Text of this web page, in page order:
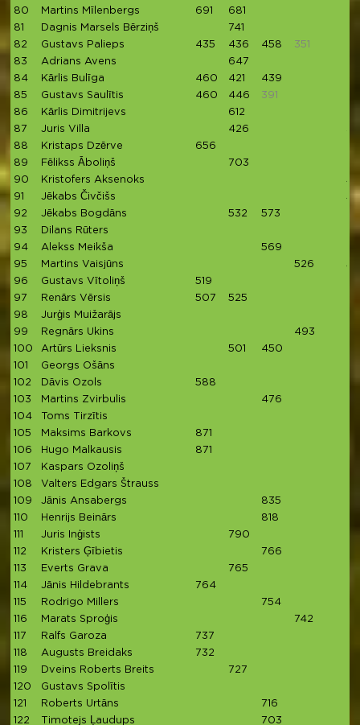
80
Martins Mīlenbergs 691
681
81
Dagnis Marsels Bērziņš
741
82
Gustavs Palieps 435 436 458 351
83
Adrians Avens
647
84
Kārlis Bulīga 460 421
439
85
Gustavs Saulītis 460 446
391
86
Kārlis Dimitrijevs
612
87
Juris Villa 426
88
Kristaps Dzērve
656
89
Fēlikss Āboliņš
703
90
Kristofers Aksenoks
91
Jēkabs Čivčišs
92
Jēkabs Bogdāns 532
573
93
Dilans Rūters
94
Alekss Meikša
569
95
Martins Vaisjūns 526
96
Gustavs Vītoliņš
519
97
Renārs Vērsis 507
525
98
Jurģis Muižarājs
99
Regnārs Ukins
493
100
Artūrs Lieksnis 501
450
101
Georgs Ošāns
102
Dāvis Ozols
588
103
Martins Zvirbulis
476
104
Toms Tirzītis
105
Maksims Barkovs
871
106
Hugo Malkausis
871
107
Kaspars Ozoliņš
108
Valters Edgars Štrauss
109
Jānis Ansabergs
835
110
Henrijs Beinārs
818
111
Juris Inģists
790
112
Kristers Ģībietis
766
113
Everts Grava
765
114
Jānis Hildebrants
764
115
Rodrigo Millers
754
116
Marats Sproģis
742
117
Ralfs Garoza
737
118
Augusts Breidaks
732
119
Dveins Roberts Breits
727
120
Gustavs Spolītis
121
Roberts Urtāns
716
122
Timotejs Ļaudups
703